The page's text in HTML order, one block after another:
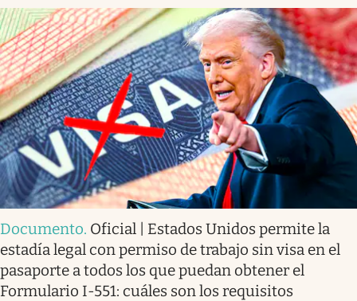
Documento. Oficial | Estados Unidos permite la
estadía legal con permiso de trabajo sin visa en el
pasaporte a todos los que puedan obtener el
Formulario I-551: cuáles son los requisitos